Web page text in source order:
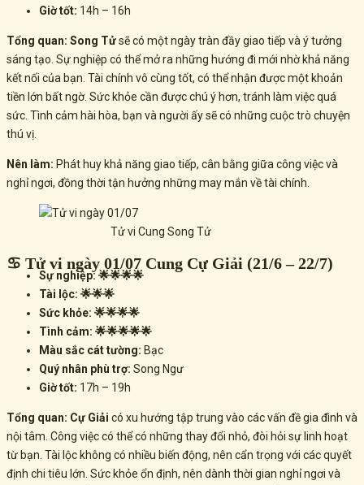
Giờ tốt: 14h – 16h
Tổng quan: Song Tửsẽ có một ngày tràn đầy giao tiếp và ý tưởng
sáng tạo. Sự nghiệp có thể mở ra những hướng đi mới nhờ khả năng
kết nối của bạn. Tài chính vô cùng tốt, có thể nhận được một khoản
tiền lớn bất ngờ. Sức khỏe cần được chú ý hơn, tránh làm việc quá
sức. Tình cảm hài hòa, bạn và người ấy sẽ có những cuộc trò chuyện
thú vị.
Nên làm: Phát huy khả năng giao tiếp, cân bằng giữa công việc và
nghỉ ngơi, đồng thời tận hưởng những may mắn về tài chính.
Tử vi Cung Song Tử
♋ Tử vi ngày 01/07 Cung Cự Giải (21/6 – 22/7)
Sự nghiệp: 🌟🌟🌟🌟
Tài lộc: 🌟🌟🌟
Sức khỏe: 🌟🌟🌟🌟
Tình cảm: 🌟🌟🌟🌟🌟
Màu sắc cát tường: Bạc
Quý nhân phù trợ: Song Ngư
Giờ tốt: 17h – 19h
Tổng quan: Cự Giải có xu hướng tập trung vào các vấn đề gia đình và
nội tâm. Công việc có thể có những thay đổi nhỏ, đòi hỏi sự linh hoạt
từ bạn. Tài lộc không có nhiều biến động, nên cẩn trọng với các quyết
định chi tiêu lớn . Sức khỏe ổn định, nên dành thời gian nghỉ ngơi và